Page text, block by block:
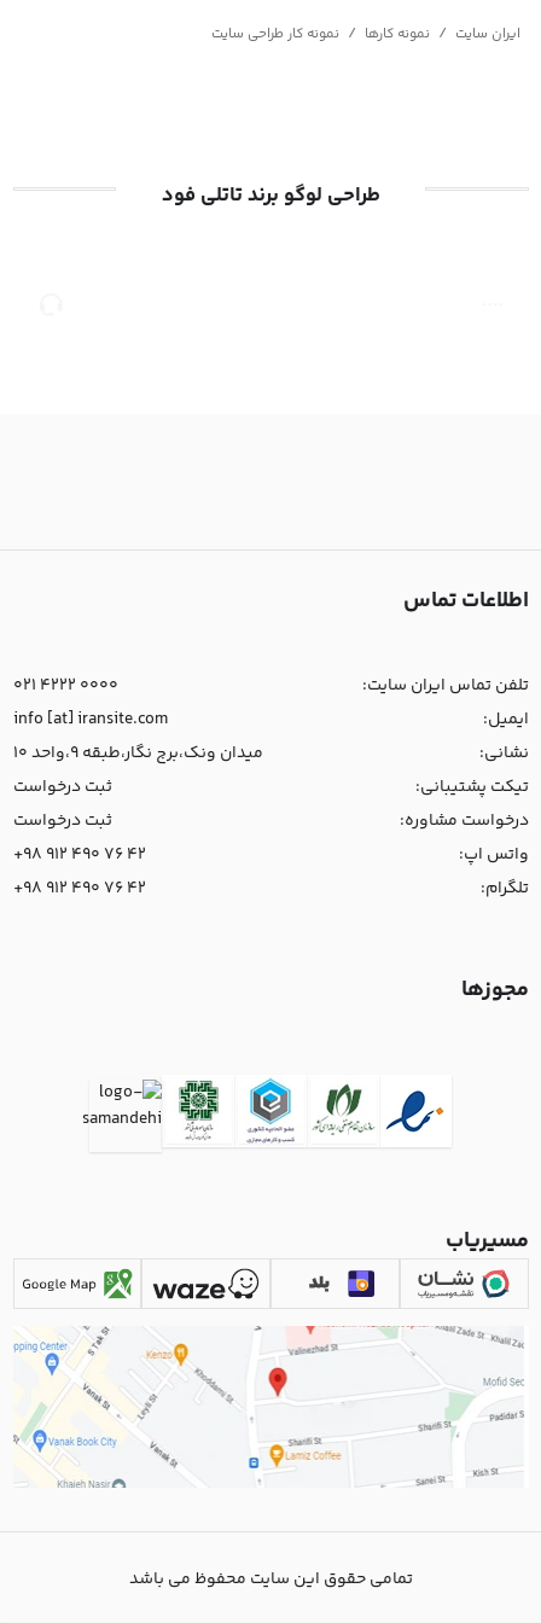
ایران سایت / نمونه کارها / نمونه کار طراحی سایت
طراحی لوگو برند تاتلی فود
اطلاعات تماس
تلفن تماس ایران سایت:
021 4222 0000
ایمیل:
info [at] iransite.com
نشانی:
میدان ونک،برج نگار،طبقه 9،واحد 10
تیکت پشتیبانی:
ثبت درخواست
درخواست مشاوره:
ثبت درخواست
واتس اپ:
+98 912 490 76 42
تلگرام:
+98 912 490 76 42
مجوزها
مسیریاب
تمامی حقوق این سایت محفوظ می باشد